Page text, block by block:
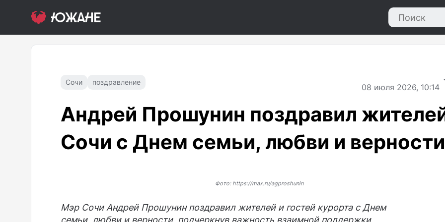
Сочи поздравление
08 июля 2026, 10:14
Андрей Прошунин поздравил
Сочи с Днем семьи, любви и верности
Фото: https://max.ru/agproshunin
Мэр Сочи Андрей Прошунин поздравил жителей и гостей курорта с Днем
семьи, любви и верности, подчеркнув важность взаимной поддержки,